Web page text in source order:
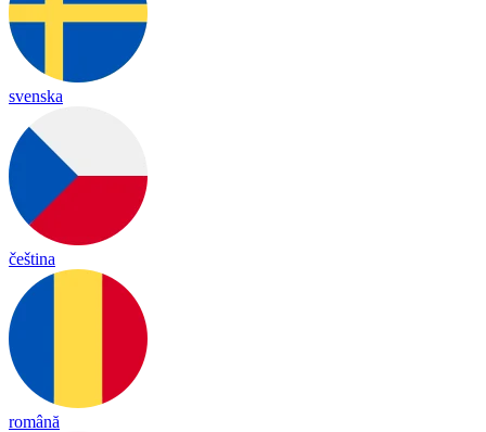
svenska
čeština
română